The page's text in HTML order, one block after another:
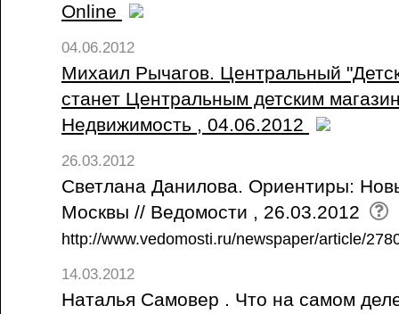
Online
04.06.2012
Михаил Рычагов. Центральный
станет Центральным детским
Недвижимость , 04.06.2012
26.03.2012
Светлана Данилова. Ориентиры:
Москвы // Ведомости , 26.03.2012
http://www.vedomosti.ru/newspaper/article/
14.03.2012
Наталья Самовер . Что на самом